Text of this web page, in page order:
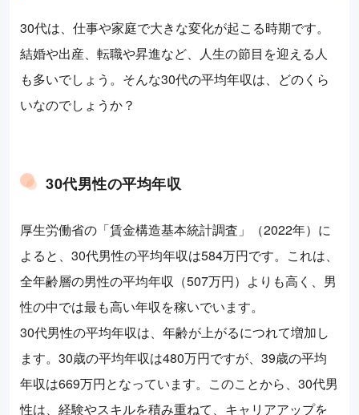
30代は、仕事や家庭で大きな変化が起こる時期です。
結婚や出産、転職や昇進など、人生の節目を迎える人
も多いでしょう。そんな30代の平均年収は、どのくら
いなのでしょうか？
30代男性の平均年収
厚生労働省の「賃金構造基本統計調査」（2022年）に
よると、30代男性の平均年収は584万円です。これは、
全年齢層の男性の平均年収（507万円）よりも高く、男
性の中では最も高い年収を稼いでいます。
30代男性の平均年収は、年齢が上がるにつれて増加し
ます。30歳の平均年収は480万円ですが、39歳の平均
年収は669万円となっています。このことから、30代男
性は、経験やスキルを積み重ねて、キャリアアップを